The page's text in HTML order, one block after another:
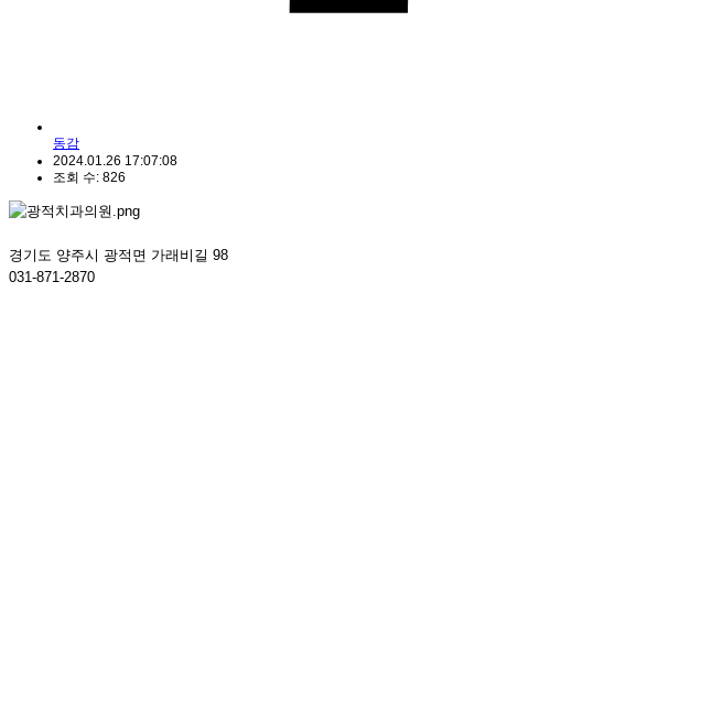
동감
2024.01.26 17:07:08
조회 수: 826
경기도 양주시 광적면 가래비길 98
031-871-2870